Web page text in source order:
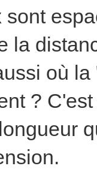
la
où
?